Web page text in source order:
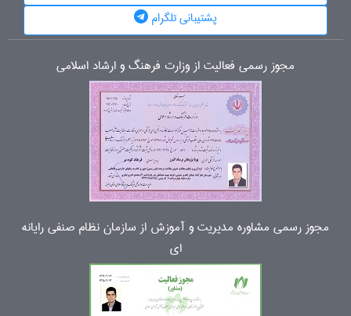
پشتیبانی تلگرام
مجوز رسمی فعالیت از وزارت فرهنگ و ارشاد اسلامی
مجوز رسمی مشاوره مدیریت و آموزش از سازمان نظام صنفی رایانه
ای